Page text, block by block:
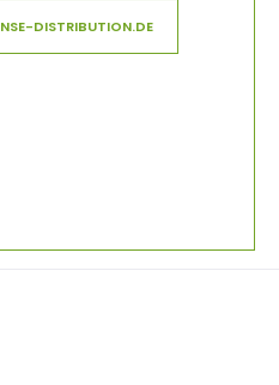
DISTRIBUTION.DE